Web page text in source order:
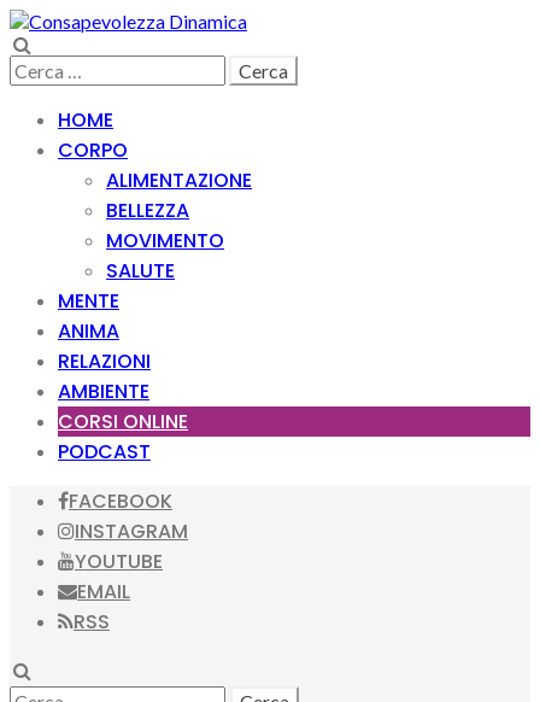
Skip
to
navigation
Skip
to
content
Ricerca
per:
HOME
CORPO
ALIMENTAZIONE
BELLEZZA
MOVIMENTO
SALUTE
MENTE
ANIMA
RELAZIONI
AMBIENTE
CORSI ONLINE
PODCAST
FACEBOOK
INSTAGRAM
YOUTUBE
EMAIL
RSS